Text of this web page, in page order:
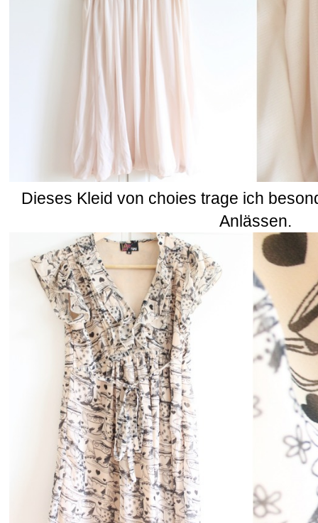
Dieses Kleid von choies trage ich
Anlässen.